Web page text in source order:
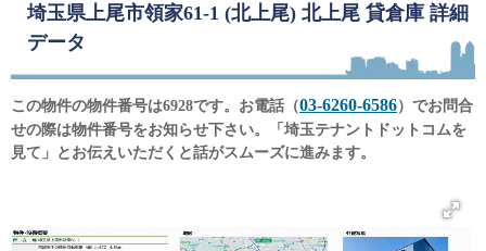
埼玉県上尾市領家61-1 (北上尾) 北上尾 貸倉庫 詳細
データ
この物件の物件番号は6928です。お電話（03-6260-6586）でお問合
せの際は物件番号をお知らせ下さい。「埼玉テナントドットコムを
見て」とお伝えいただくと話がスムーズに進みます。